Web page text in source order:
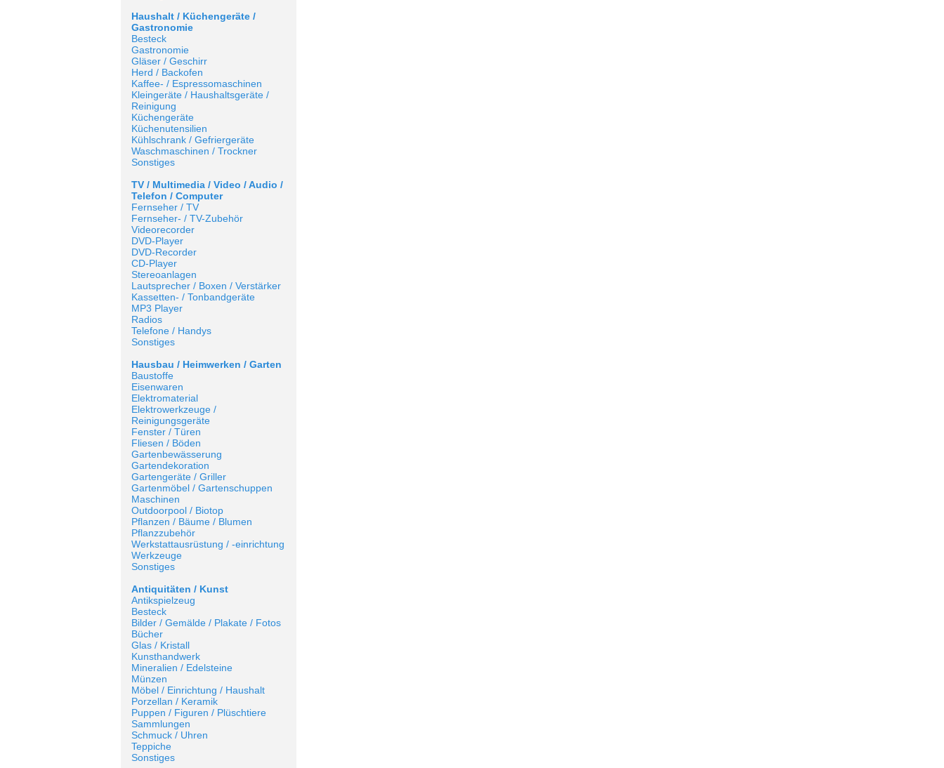
Haushalt / Küchengeräte /
Gastronomie
Besteck
Gastronomie
Gläser / Geschirr
Herd / Backofen
Kaffee- / Espressomaschinen
Kleingeräte / Haushaltsgeräte /
Reinigung
Küchengeräte
Küchenutensilien
Kühlschrank / Gefriergeräte
Waschmaschinen / Trockner
Sonstiges
TV / Multimedia / Video / Audio /
Telefon / Computer
Fernseher / TV
Fernseher- / TV-Zubehör
Videorecorder
DVD-Player
DVD-Recorder
CD-Player
Stereoanlagen
Lautsprecher / Boxen / Verstärker
Kassetten- / Tonbandgeräte
MP3 Player
Radios
Telefone / Handys
Sonstiges
Hausbau / Heimwerken / Garten
Baustoffe
Eisenwaren
Elektromaterial
Elektrowerkzeuge /
Reinigungsgeräte
Fenster / Türen
Fliesen / Böden
Gartenbewässerung
Gartendekoration
Gartengeräte / Griller
Gartenmöbel / Gartenschuppen
Maschinen
Outdoorpool / Biotop
Pflanzen / Bäume / Blumen
Pflanzzubehör
Werkstattausrüstung / -einrichtung
Werkzeuge
Sonstiges
Antiquitäten / Kunst
Antikspielzeug
Besteck
Bilder / Gemälde / Plakate / Fotos
Bücher
Glas / Kristall
Kunsthandwerk
Mineralien / Edelsteine
Münzen
Möbel / Einrichtung / Haushalt
Porzellan / Keramik
Puppen / Figuren / Plüschtiere
Sammlungen
Schmuck / Uhren
Teppiche
Sonstiges